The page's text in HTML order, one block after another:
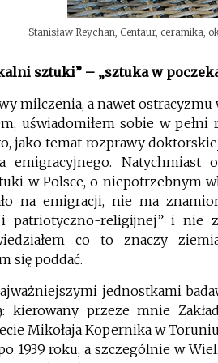
Stanisław Reychan, Centaur, ceramika,
sztuki” – „sztuka w
milczenia, a nawet
uświadomiłem sobie w
jako temat rozprawy
emigracyjnego. Natychmiast
w Polsce, o niepotrzebnym
na emigracji, nie ma
patriotyczno-religijnej” i nie
co to znaczy
się poddać.
jednostkami
kierowany przeze mnie
Mikołaja Kopernika w
1939 roku, a szczególnie w